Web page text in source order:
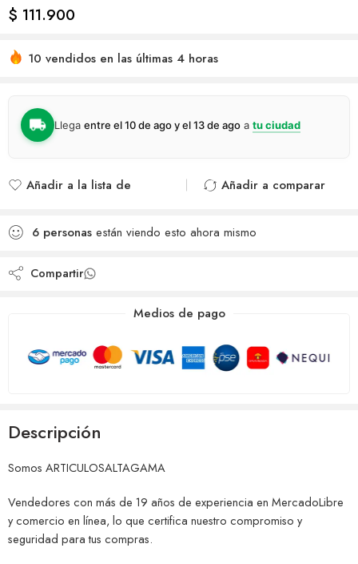
$ 111.900
10 vendidos en las últimas 4 horas
Llega entre el 10 de ago y el 13 de ago a tu ciudad
Añadir a la lista de
Añadido a la lista de
deseos
Añadir a comparar
6 personas están viendo esto ahora mismo
Compartir
Medios de pago
Descripción
Somos ARTICULOSALTAGAMA
Vendedores con más de 19 años de experiencia en MercadoLibre
y comercio en línea, lo que certifica nuestro compromiso y
seguridad para tus compras.